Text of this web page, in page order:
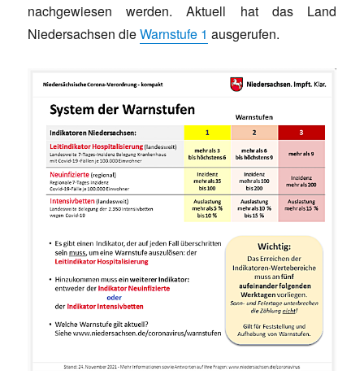
nachgewiesen werden. Aktuell hat das Land
Niedersachsen dieWarnstufe 1 ausgerufen.